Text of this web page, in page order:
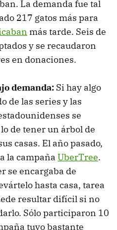
La demanda fue tal
217 gatos más para
más tarde. Seis de
y se recaudaron
en donaciones.
demanda: Si hay algo
de las series y las
se
de tener un árbol de
casas. El año pasado,
la campaña UberTree.
se encargaba de
hasta casa, tarea
resultar difícil si no
Sólo participaron 10
tuvo bastante